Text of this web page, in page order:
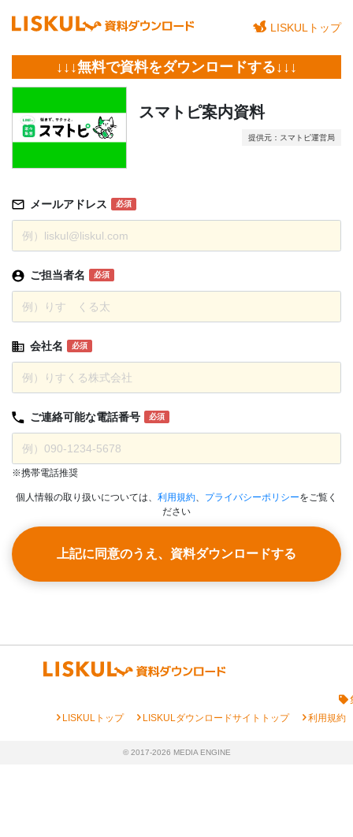
LISKULトップ
↓↓↓無料で資料をダウンロードする↓↓↓
スマトピ案内資料
提供元：スマトピ運営局
メールアドレス 必須
ご担当者名 必須
会社名 必須
ご連絡可能な電話番号 必須
※携帯電話推奨
個人情報の取り扱いについては、 利用規約、 プライバシーポリシーをご覧く
ださい
上記に同意のうえ、資料ダウンロードする
chevron_rightLISKULトップ chevron_rightLISKULダウンロードサイトトップ chevron_right利用規約
© 2017-2026 MEDIA ENGINE